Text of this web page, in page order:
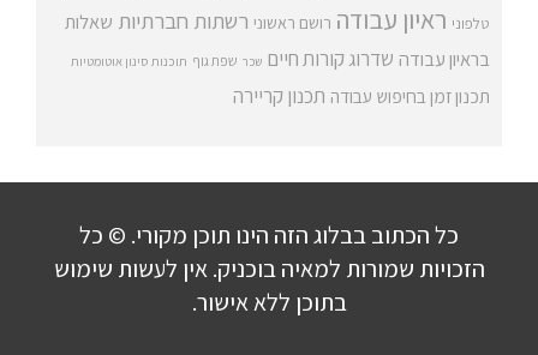
טלפוני ראיון עבודה רושם ראשוני רשתות חברתיות שאלות
בראיון עבודה שדרוג קורות חיים שכר שפת גוף תוכנות סינון אוטומטיות
תכנון זמן בחיפוש עבודה תכנון קריירה
כל הכתוב בבלוג הזה הינו תוכן מקורי. © כל
הזכויות שמורות למאיה בוכניק. אין לעשות שימוש
בתוכן ללא אישור.